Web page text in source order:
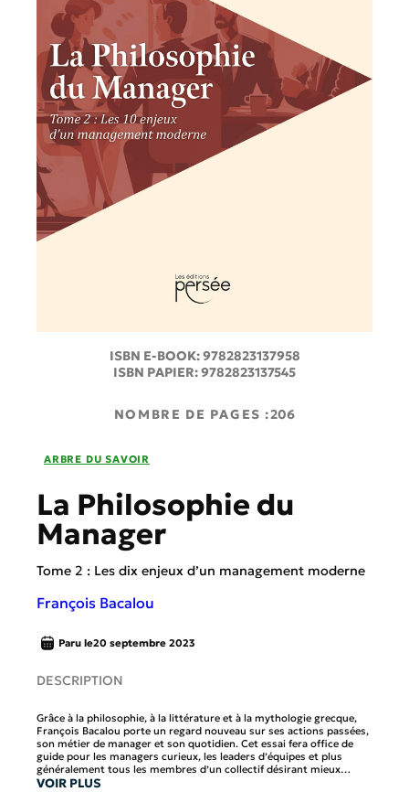
ISBN E-BOOK:9782823137958
ISBN PAPIER:9782823137545
NOMBRE DE PAGES :206
ARBRE DU SAVOIR
La Philosophie du
Manager
Tome 2 : Les dix enjeux d’un management moderne
François Bacalou
Paru le20 septembre 2023
DESCRIPTION
Grâce à la philosophie, à la littérature et à la mythologie grecque,
François Bacalou porte un regard nouveau sur ses actions passées,
son métier de manager et son quotidien. Cet essai fera office de
guide pour les managers curieux, les leaders d’équipes et plus
généralement tous les membres d’un collectif désirant mieux
comprendre les organisations, les atmosphères et les dynamiques
VOIR PLUS